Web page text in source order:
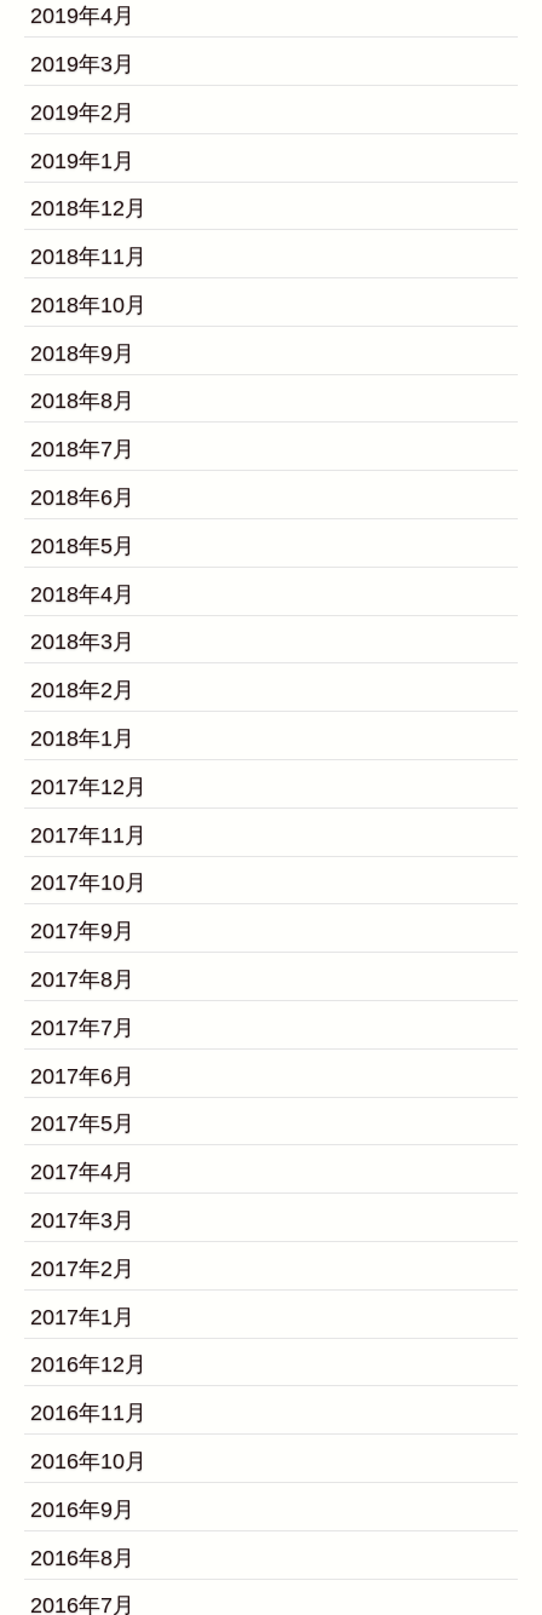
2019年4月
2019年3月
2019年2月
2019年1月
2018年12月
2018年11月
2018年10月
2018年9月
2018年8月
2018年7月
2018年6月
2018年5月
2018年4月
2018年3月
2018年2月
2018年1月
2017年12月
2017年11月
2017年10月
2017年9月
2017年8月
2017年7月
2017年6月
2017年5月
2017年4月
2017年3月
2017年2月
2017年1月
2016年12月
2016年11月
2016年10月
2016年9月
2016年8月
2016年7月